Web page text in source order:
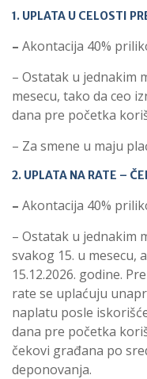
1. UPLATA U CELOSTI
– Akontacija 40%
– Ostatak u jednakim
mesecu, tako da ceo
dana pre početka
– Za smene u maju
2. UPLATA NA RATE –
– Akontacija 40%
– Ostatak u jednakim
svakog 15. u mesecu,
15.12.2026. godine.
rate se uplaćuju
naplatu posle
dana pre početka
čekovi građana po
deponovanja.